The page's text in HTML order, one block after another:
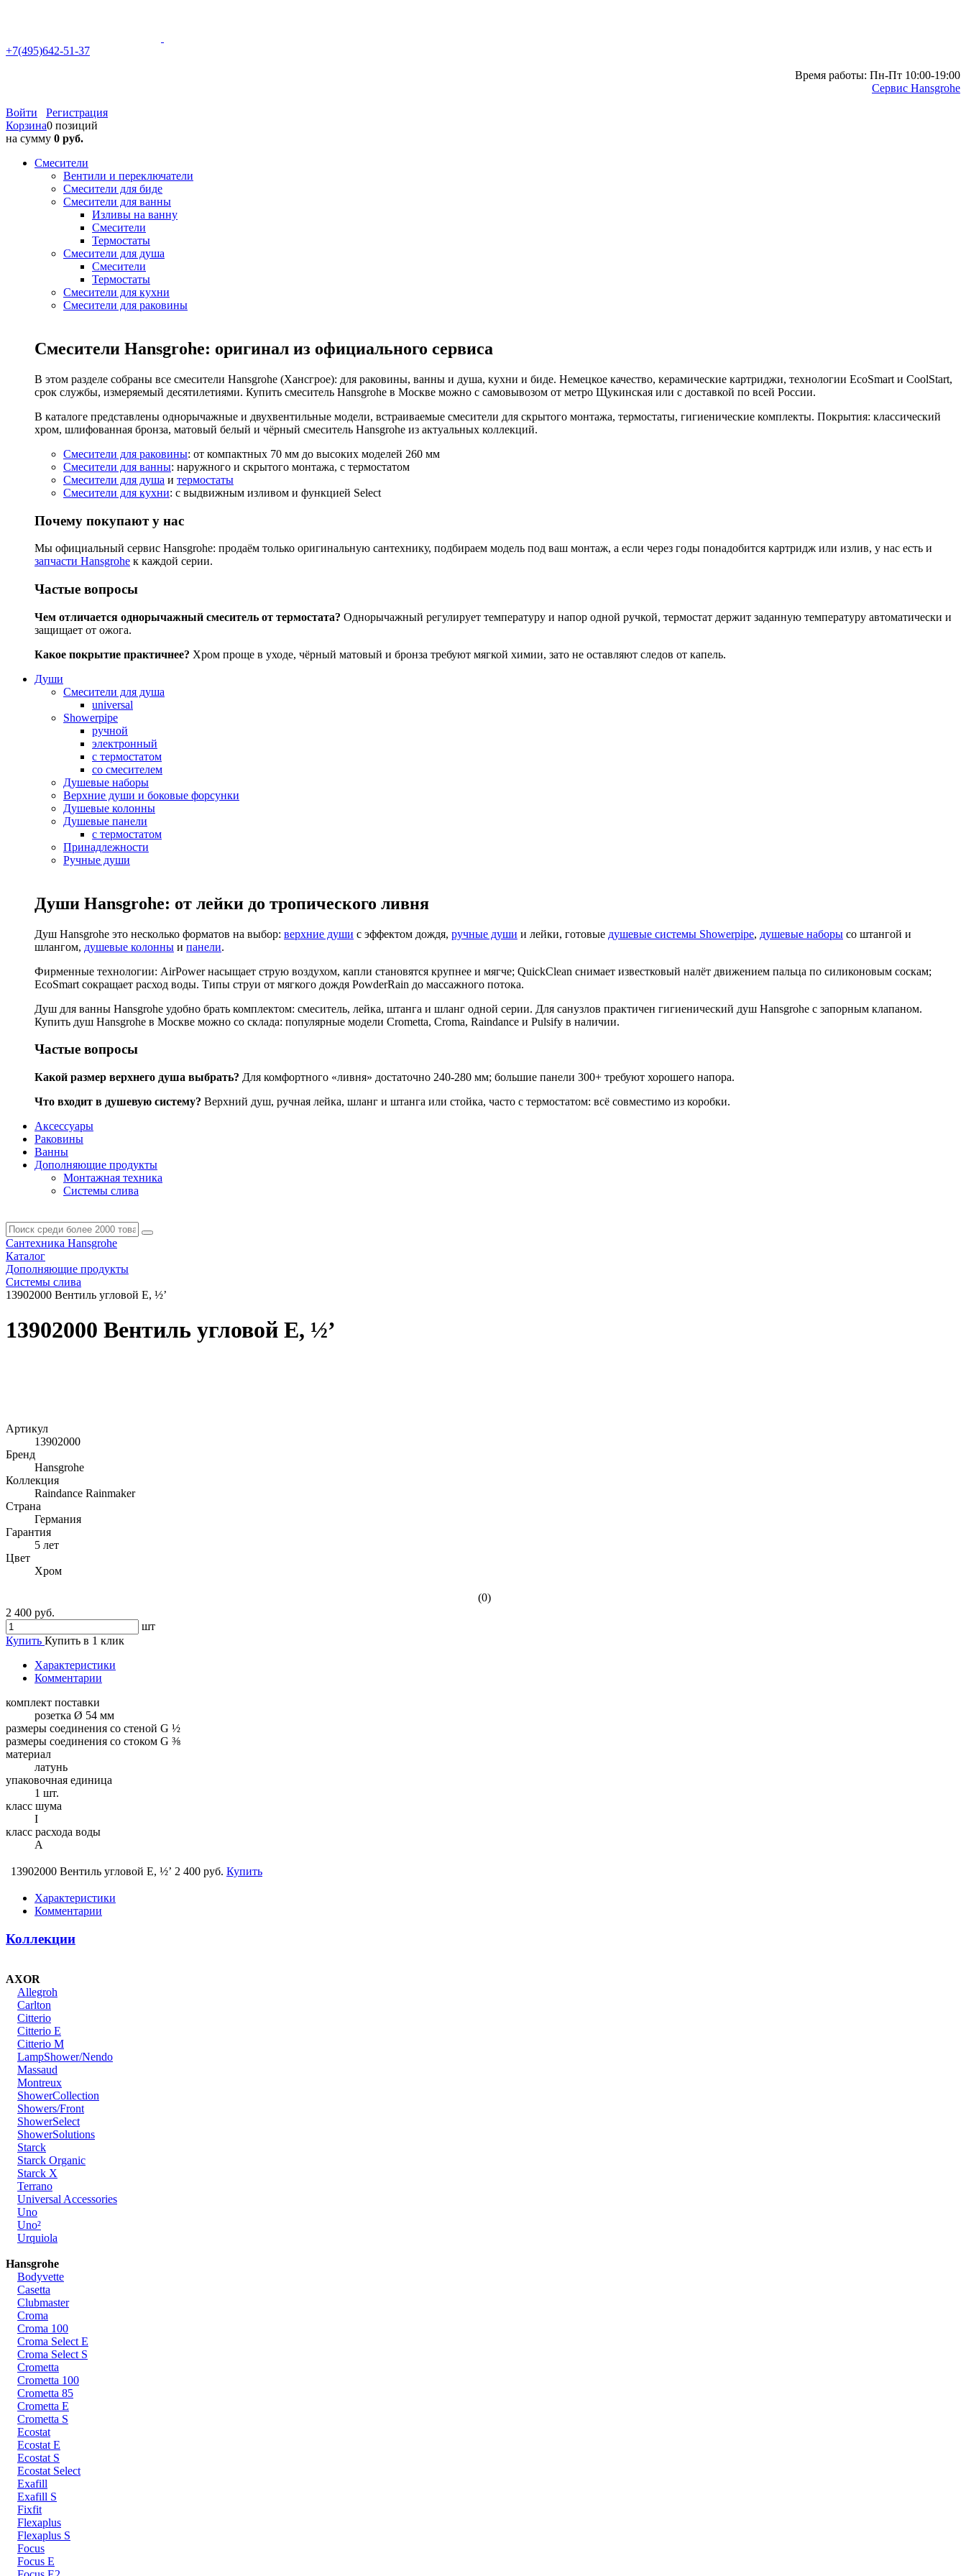
+7(495)642-51-37
Время работы: Пн-Пт 10:00-19:00
Сервис Hansgrohe
Войти
Регистрация
Корзина0 позиций
на сумму 0 руб.
Смесители
Вентили и переключатели
Смесители для биде
Смесители для ванны
Изливы на ванну
Смесители
Термостаты
Смесители для душа
Смесители
Термостаты
Смесители для кухни
Смесители для раковины
Смесители Hansgrohe: оригинал из официального сервиса
В этом разделе собраны все смесители Hansgrohe (Хансгрое): для раковины, ванны и душа, кухни и биде. Немецкое качество, керамические картриджи, технологии EcoSmart и CoolStart,
срок службы, измеряемый десятилетиями. Купить смеситель Hansgrohe в Москве можно с самовывозом от метро Щукинская или с доставкой по всей России.
В каталоге представлены однорычажные и двухвентильные модели, встраиваемые смесители для скрытого монтажа, термостаты, гигиенические комплекты. Покрытия: классический
хром, шлифованная бронза, матовый белый и чёрный смеситель Hansgrohe из актуальных коллекций.
Смесители для раковины: от компактных 70 мм до высоких моделей 260 мм
Смесители для ванны: наружного и скрытого монтажа, с термостатом
Смесители для душа и термостаты
Смесители для кухни: с выдвижным изливом и функцией Select
Почему покупают у нас
Мы официальный сервис Hansgrohe: продаём только оригинальную сантехнику, подбираем модель под ваш монтаж, а если через годы понадобится картридж или излив, у нас есть и
запчасти Hansgrohe к каждой серии.
Частые вопросы
Чем отличается однорычажный смеситель от термостата? Однорычажный регулирует температуру и напор одной ручкой, термостат держит заданную температуру автоматически и
защищает от ожога.
Какое покрытие практичнее? Хром проще в уходе, чёрный матовый и бронза требуют мягкой химии, зато не оставляют следов от капель.
Души
Смесители для душа
universal
Showerpipe
ручной
электронный
с термостатом
со смесителем
Душевые наборы
Верхние души и боковые форсунки
Душевые колонны
Душевые панели
с термостатом
Принадлежности
Ручные души
Души Hansgrohe: от лейки до тропического ливня
Душ Hansgrohe это несколько форматов на выбор: верхние души с эффектом дождя, ручные души и лейки, готовые душевые системы Showerpipe, душевые наборы со штангой и
шлангом, душевые колонны и панели.
Фирменные технологии: AirPower насыщает струю воздухом, капли становятся крупнее и мягче; QuickClean снимает известковый налёт движением пальца по силиконовым соскам;
EcoSmart сокращает расход воды. Типы струи от мягкого дождя PowderRain до массажного потока.
Душ для ванны Hansgrohe удобно брать комплектом: смеситель, лейка, штанга и шланг одной серии. Для санузлов практичен гигиенический душ Hansgrohe с запорным клапаном.
Купить душ Hansgrohe в Москве можно со склада: популярные модели Crometta, Croma, Raindance и Pulsify в наличии.
Частые вопросы
Какой размер верхнего душа выбрать? Для комфортного «ливня» достаточно 240-280 мм; большие панели 300+ требуют хорошего напора.
Что входит в душевую систему? Верхний душ, ручная лейка, шланг и штанга или стойка, часто с термостатом: всё совместимо из коробки.
Аксессуары
Раковины
Ванны
Дополняющие продукты
Монтажная техника
Системы слива
Сантехника Hansgrohe
Каталог
Дополняющие продукты
Системы слива
13902000 Вентиль угловой E, ½’
13902000 Вентиль угловой E, ½’
Артикул
13902000
Бренд
Hansgrohe
Коллекция
Raindance Rainmaker
Страна
Германия
Гарантия
5 лет
Цвет
Хром
(0)
2 400 руб.
шт
Купить Купить в 1 клик
Характеристики
Комментарии
комплект поставки
розетка Ø 54 мм
размеры соединения со стеной G ½
размеры соединения со стоком G ⅜
материал
латунь
упаковочная единица
1 шт.
класс шума
I
класс расхода воды
A
13902000 Вентиль угловой E, ½’ 2 400 руб. Купить
Характеристики
Комментарии
Коллекции
AXOR
Allegroh
Carlton
Citterio
Citterio E
Citterio M
LampShower/Nendo
Massaud
Montreux
ShowerCollection
Showers/Front
ShowerSelect
ShowerSolutions
Starck
Starck Organic
Starck X
Terrano
Universal Accessories
Uno
Uno²
Urquiola
Hansgrohe
Bodyvette
Casetta
Clubmaster
Croma
Croma 100
Croma Select E
Croma Select S
Crometta
Crometta 100
Crometta 85
Crometta E
Crometta S
Ecostat
Ecostat E
Ecostat S
Ecostat Select
Exafill
Exafill S
Fixfit
Flexaplus
Flexaplus S
Focus
Focus E